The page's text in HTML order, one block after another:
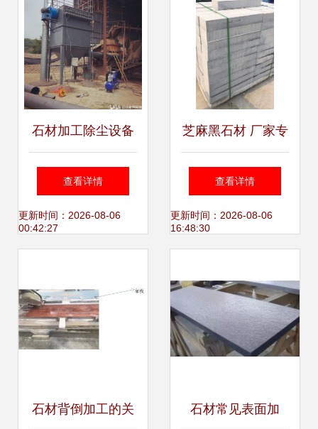
石材加工除尘设备
守护健康与环境的
必然选择
查看详情
更新时间：2026-08-06
00:42:27
芝麻黑石材 厂家专
业加工外墙干挂与
地铺石的工艺流程
查看详情
更新时间：2026-08-06
16:48:30
石材背倒加工的关 石材常见表面加